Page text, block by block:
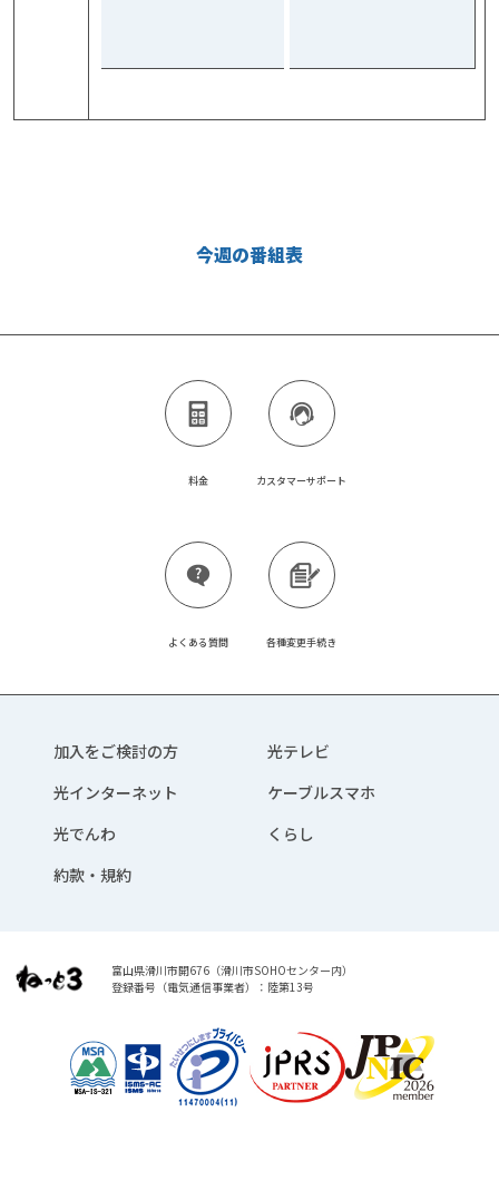
今週の番組表
料金 カスタマーサポート
よくある質問 各種変更手続き
加入をご検討の方
光テレビ
光インターネット
ケーブルスマホ
光でんわ
くらし
約款・規約
富山県滑川市開676（滑川市SOHOセンター内）
登録番号（電気通信事業者）：陸第13号